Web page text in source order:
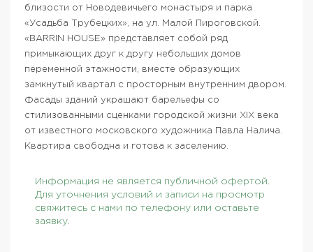
близости от Новодевичьего монастыря и парка
«Усадьба Трубецких», на ул. Малой Пироговской.
«BARRIN HOUSE» представляет собой ряд
примыкающих друг к другу небольших домов
переменной этажности, вместе образующих
замкнутый квартал с просторным внутренним двором.
Фасады зданий украшают барельефы со
стилизованными сценками городской жизни XIX века
от известного московского художника Павла Налича.
Квартира свободна и готова к заселению.
Информация не является публичной офертой.
Для уточнения условий и записи на просмотр
свяжитесь с нами по телефону или оставьте
заявку.